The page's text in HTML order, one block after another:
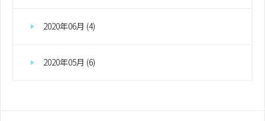
2020年06月 (4)
2020年05月 (6)